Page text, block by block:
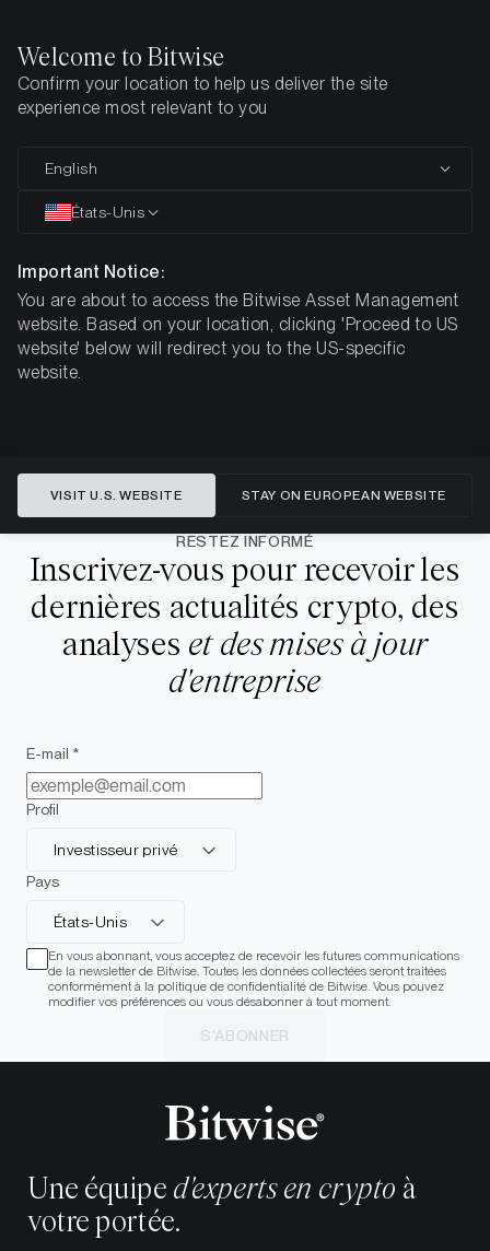
Page d'accueil Apprendre Authors
Welcome to Bitwise
Confirm your location to help us deliver the site
experience most relevant to you
English
États-Unis
Important Notice:
You are about to access the Bitwise Asset Management
website. Based on your location, clicking 'Proceed to US
website' below will redirect you to the US-specific
website.
VISIT U.S. WEBSITE STAY ON EUROPEAN WEBSITE
RESTEZ INFORMÉ
Inscrivez-vous pour recevoir les
dernières actualités crypto, des
analyses et des mises à jour
d'entreprise
E-mail *
Profil
Investisseur privé
Pays
États-Unis
En vous abonnant, vous acceptez de recevoir les futures communications
de la newsletter de Bitwise. Toutes les données collectées seront traitées
conformément à la politique de confidentialité de Bitwise. Vous pouvez
modifier vos préférences ou vous désabonner à tout moment.
S'ABONNER
Une équipe d'experts en crypto à
votre portée.